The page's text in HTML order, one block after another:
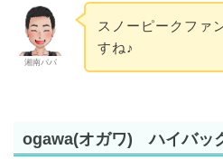
湘南パパ
スノーピークファ
すね♪
ogawa(オガワ) ハイバッ